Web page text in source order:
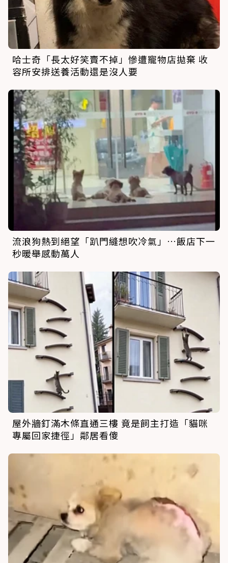
哈士奇「長太好笑賣不掉」慘遭寵物店拋棄 收
容所安排送養活動還是沒人要
流浪狗熱到絕望「趴門縫想吹冷氣」…飯店下一
秒暖舉感動萬人
屋外牆釘滿木條直通三樓 竟是飼主打造「貓咪
專屬回家捷徑」鄰居看傻